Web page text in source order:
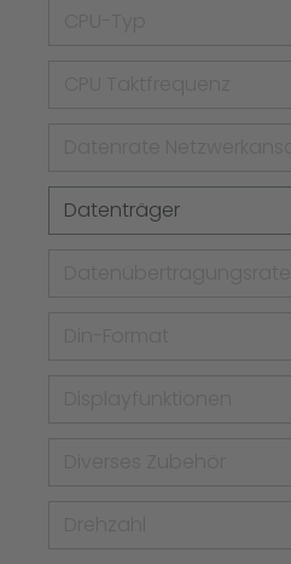
Datenträger